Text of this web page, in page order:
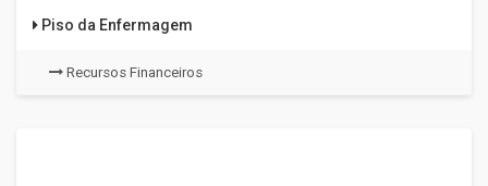
Piso da Enfermagem
Recursos Financeiros